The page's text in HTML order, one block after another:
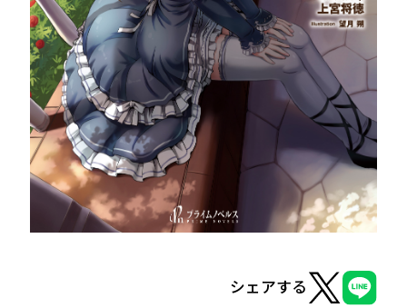
ヒーロー文庫
ヒーローコミックス
シェアする